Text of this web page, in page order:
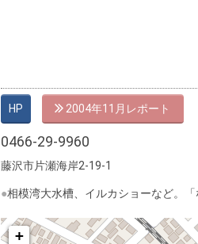
HP 2004年11月
0466-29-9960
藤沢市片瀬海岸2-19-1
相模湾大水槽、イルカショーなど。
+